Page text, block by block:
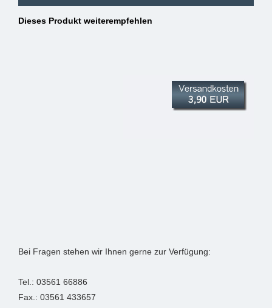
Dieses Produkt weiterempfehlen
Bei Fragen stehen wir Ihnen gerne zur Verfügung:
Tel.: 03561 66886
Fax.: 03561 433657